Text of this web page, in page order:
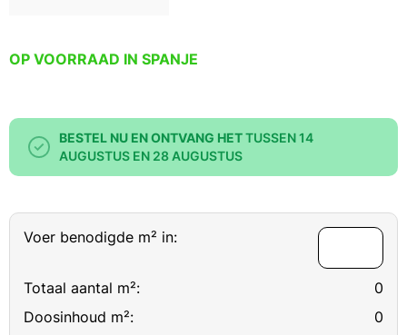
OP VOORRAAD IN SPANJE
BESTEL NU EN ONTVANG HETTUSSEN 14
AUGUSTUS EN 28 AUGUSTUS
Voer benodigde m² in:
Totaal aantal m²:
0
Doosinhoud m²:
0